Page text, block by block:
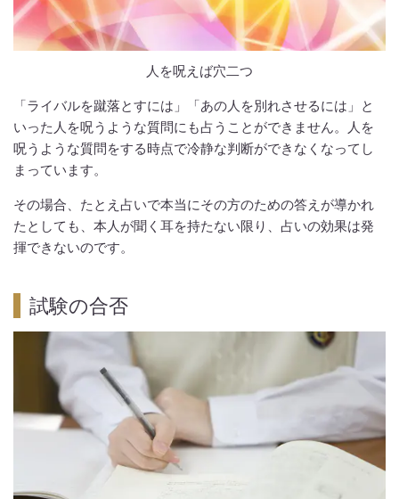
人を呪えば穴二つ
「ライバルを蹴落とすには」「あの人を別れさせるには」と
いった人を呪うような質問にも占うことができません。人を
呪うような質問をする時点で冷静な判断ができなくなってし
まっています。
その場合、たとえ占いで本当にその方のための答えが導かれ
たとしても、本人が聞く耳を持たない限り、占いの効果は発
揮できないのです。
試験の合否